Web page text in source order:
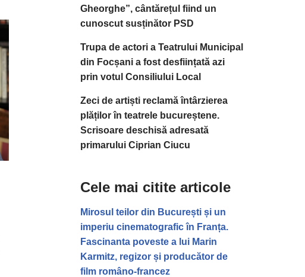
Gheorghe”, cântărețul fiind un
cunoscut susținător PSD
Trupa de actori a Teatrului Municipal
din Focșani a fost desființată azi
prin votul Consiliului Local
Zeci de artiști reclamă întârzierea
plăților în teatrele bucureștene.
Scrisoare deschisă adresată
primarului Ciprian Ciucu
Cele mai citite articole
Mirosul teilor din București și un
imperiu cinematografic în Franța.
Fascinanta poveste a lui Marin
Karmitz, regizor și producător de
film româno-francez